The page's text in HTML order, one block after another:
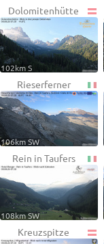
Dolomitenhütte
102km S
Rieserferner
106km SW
Rein in Taufers
108km SW
Kreuzspitze